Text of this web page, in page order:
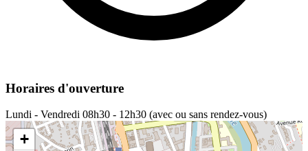
Horaires d'ouverture
Lundi - Vendredi 08h30 - 12h30 (avec ou sans rendez-vous)
+